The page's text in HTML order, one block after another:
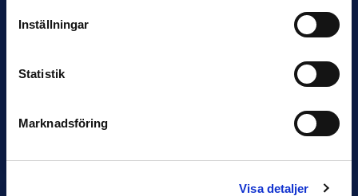
Inställningar
Statistik
Marknadsföring
Visa detaljer
VM-spelare med förflutet i Allsvenskan
Bosnien & Hercegovina Armin Gigovic — Helsingborgs IF
Dennis Hadžikadunić — Malmö FF / Trelleborg FF